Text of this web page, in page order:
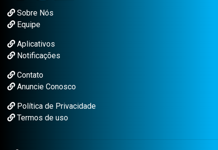
Sobre Nós
Equipe
Aplicativos
Notificações
Contato
Anuncie Conosco
Política de Privacidade
Termos de uso